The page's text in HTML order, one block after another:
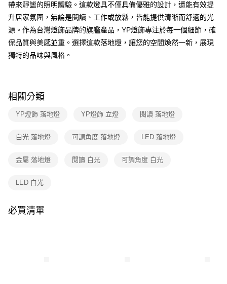
相關說明
【關於「AFTEE先享後付」】
AFTEE先享後付是「在收到商品之後才付款」的支付方式。 讓您購物簡單
便利好安心！
１．簡單：不需註冊會員、不需綁卡、不需儲值。
２．便利：只要手機號碼，簡訊認證，即可結帳。
結帳頁面，進行簡訊認證並確認金額後，即可完成結帳。
３．收到繳費通知簡訊後14天內，點擊此簡訊中的連結，可透過四大超商／
※ 請注意：結帳手續完成當下不需立刻繳費，但若您需要取消訂單，請聯絡
※ 交易是否成功請以「AFTEE先享後付 」之結帳頁面顯示為準，若有關於
客戶支援中心」
１．透過由恩沛科技股份有限公司提供之「AFTEE先享後付」服務完成之交
帶來靜謐的照明體驗。這款燈具不僅具備優雅的設計，還能有效提
升居家氛圍，無論是閱讀、工作或放鬆，皆能提供清晰而舒適的光
源。作為台灣燈飾品牌的旗艦產品，YP燈飾專注於每一個細節，確
保品質與美感並重。選擇這款落地燈，讓您的空間煥然一新，展現
獨特的品味與風格。
相關分類
YP燈飾 落地燈 YP燈飾 立燈 閱讀 落地燈
白光 落地燈 可調角度 落地燈 LED 落地燈
金屬 落地燈 閱讀 白光 可調角度 白光
LED 白光
必買清單